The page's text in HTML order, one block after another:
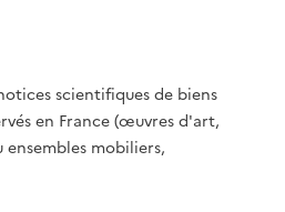
scientifiques de biens
en France (œuvres d'art,
mobiliers,